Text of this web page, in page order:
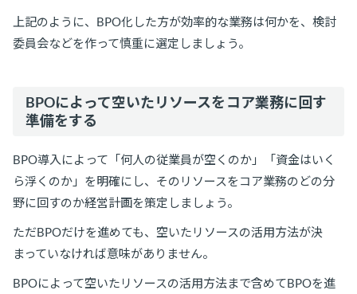
上記のように、BPO化した方が効率的な業務は何かを、検討
委員会などを作って慎重に選定しましょう。
BPOによって空いたリソースをコア業務に回す
準備をする
BPO導入によって「何人の従業員が空くのか」「資金はいく
ら浮くのか」を明確にし、そのリソースをコア業務のどの分
野に回すのか経営計画を策定しましょう。
ただBPOだけを進めても、空いたリソースの活用方法が決
まっていなければ意味がありません。
BPOによって空いたリソースの活用方法まで含めてBPOを進